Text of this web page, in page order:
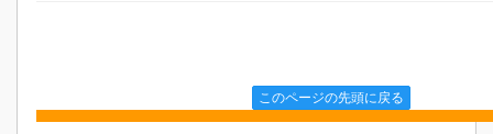
このページの先頭に戻る